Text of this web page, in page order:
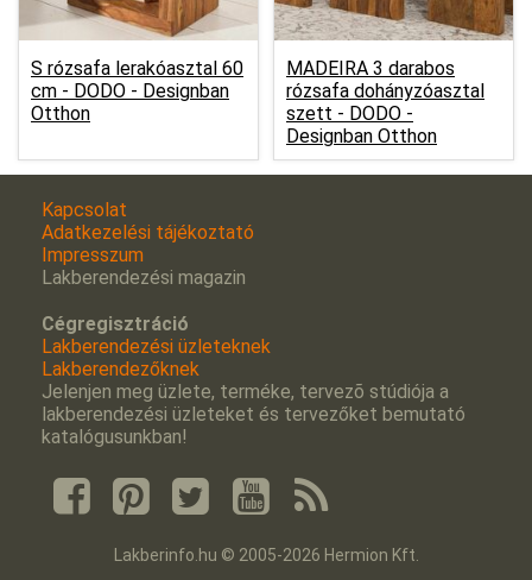
S rózsafa lerakóasztal 60
cm - DODO - Designban
Otthon
MADEIRA 3 darabos
rózsafa dohányzóasztal
szett - DODO -
Designban Otthon
Kapcsolat
Adatkezelési tájékoztató
Impresszum
Lakberendezési magazin
Cégregisztráció
Lakberendezési üzleteknek
Lakberendezőknek
Jelenjen meg üzlete, terméke, tervezõ stúdiója a
lakberendezési üzleteket és tervezőket bemutató
katalógusunkban!
Lakberinfo.hu © 2005-2026 Hermion Kft.